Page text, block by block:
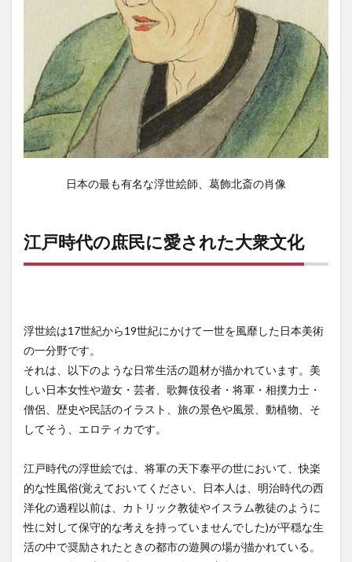
日本の最も有名な浮世絵師、葛飾北斎の肖像
江戸時代の庶民に愛された大衆文化
浮世絵は17世紀から19世紀にかけて一世を風靡した日本美術
の一分野です。
それは、以下のような日常生活の題材が描かれています。美
しい日本女性や遊女・芸者、歌舞伎役者・将軍・相撲力士・
僧侶、歴史や民話のイラスト、旅の景色や風景、動植物、そ
してそう、エロティカです。
江戸時代の浮世絵では、将軍の天下泰平の世において、快楽
的な性風俗(覚えておいてください、日本人は、明治時代の西
洋化の過程以前は、カトリック教徒やイスラム教徒のように
性に対して保守的な考えを持っていませんでした)が平穏な生
活の中で奨励されたときの都市の遊興の場が描かれている。